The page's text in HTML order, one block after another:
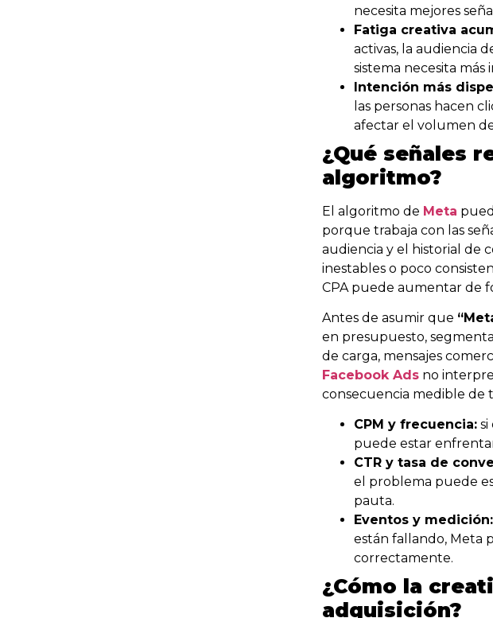
necesita mejores
Fatiga creativa
activas, la audiencia
sistema necesita más
Intención más
las personas hacen
afectar el volumen
¿Qué señales
algoritmo?
El algoritmo de Meta
porque trabaja con las
audiencia y el historial de
inestables o poco
CPA puede aumentar de
Antes de asumir que
en presupuesto,
de carga, mensajes
Facebook Ads no
consecuencia medible de
CPM y frecuencia: si
puede estar
CTR y tasa de
el problema puede
pauta.
Eventos y medición:
están fallando, Meta
correctamente.
¿Cómo la
adquisición?